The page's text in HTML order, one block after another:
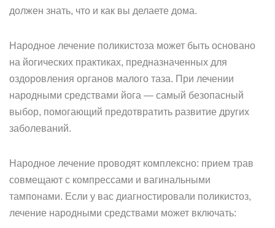
должен знать, что и как вы делаете дома.
Народное лечение поликистоза может быть основано
на йогических практиках, предназначенных для
оздоровления органов малого таза. При лечении
народными средствами йога — самый безопасный
выбор, помогающий предотвратить развитие других
заболеваний.
Народное лечение проводят комплексно: прием трав
совмещают с компрессами и вагинальными
тампонами. Если у вас диагностировали поликистоз,
лечение народными средствами может включать: